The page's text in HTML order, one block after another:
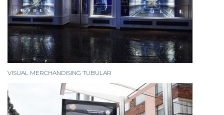
VISUAL MERCHANDISING TUBULAR